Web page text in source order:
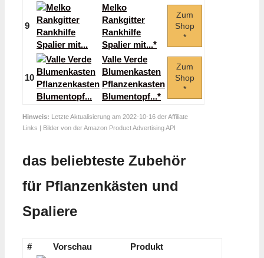
9
Melko
Rankgitter
Rankhilfe
Spalier mit...*
Zum
Shop
*
10
Valle Verde
Blumenkasten
Pflanzenkasten
Blumentopf...*
Zum
Shop
*
Hinweis: Letzte Aktualisierung am 2022-10-16 der Affiliate
Links | Bilder von der Amazon Product Advertising API
das beliebteste Zubehör
für Pflanzenkästen und
Spaliere
# Vorschau
Produkt